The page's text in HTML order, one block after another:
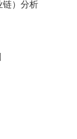
链）分析